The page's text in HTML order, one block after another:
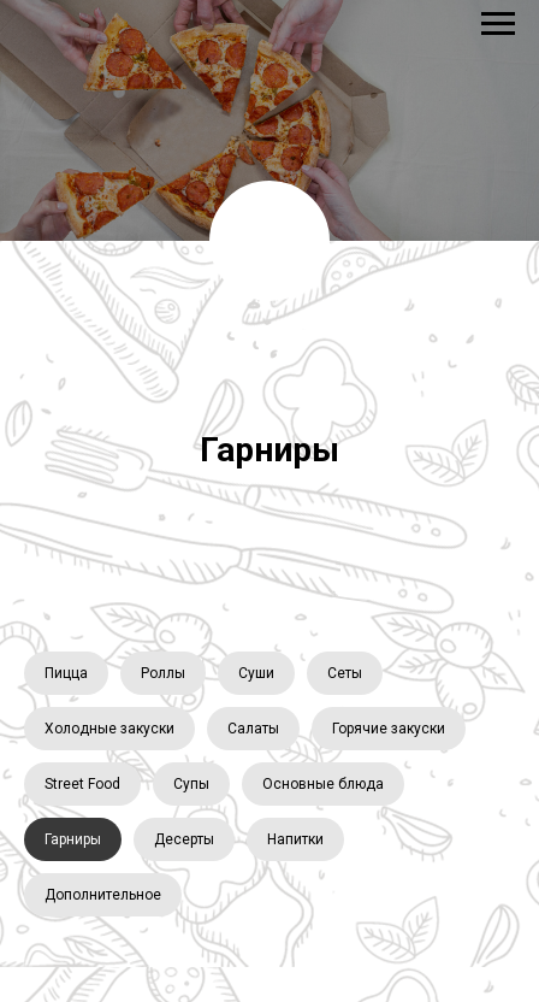
Гарниры
Пицца Роллы Суши Сеты
Холодные закуски Салаты Горячие закуски
Street Food Супы Основные блюда
Гарниры Десерты Напитки
Дополнительное